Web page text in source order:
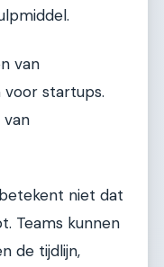
van
voor startups.
niet dat
Teams kunnen
de tijdlijn,